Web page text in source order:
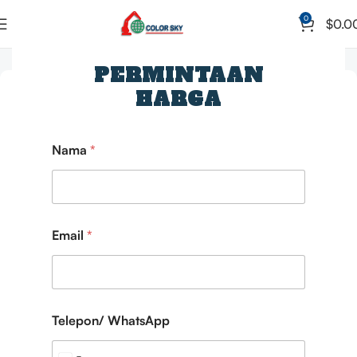
PERMINTAAN
HARGA
Nama *
Email *
Telepon/ WhatsApp
0 $